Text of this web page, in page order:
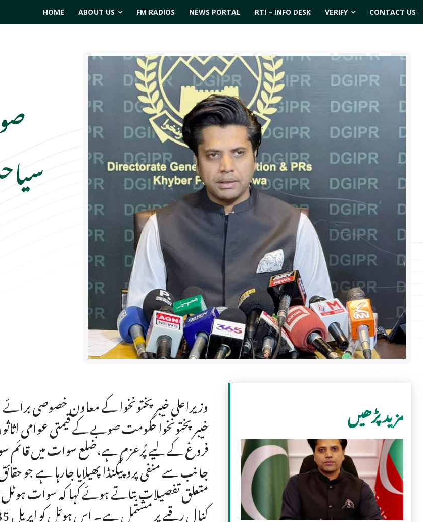
HOME ABOUT US FM RADIOS NEWS PORTAL RTI – INFO DESK VERIFY CONTACT US
وزیراعلی خیبرپختونخوا کے معاون خصوصی
خیبرپختونخوا حکومت صوبے کے قیمتی عوامی
فروغ کے لیے پُرعزم ہے،ضلع سوات میں قائم
جانب سے منفی پروپیگنڈا پھیلایا جارہا ہے
مزید پڑھیں